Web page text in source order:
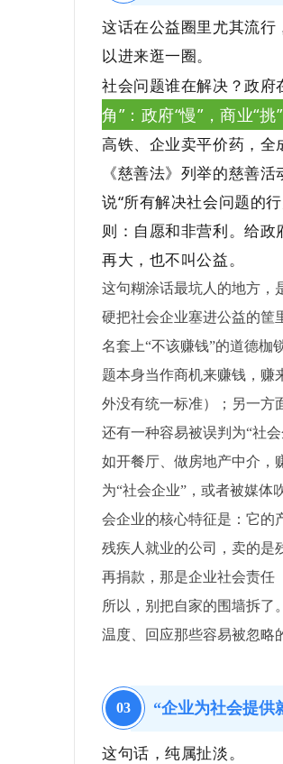
这话在公益圈里尤其流
以进来逛一圈。
社会问题谁在解决？政府
角”：政府“慢”，商业“挑
高铁、企业卖平价药，全
《慈善法》列举的慈善
说“所有解决社会问题的
则： 自愿和非营利。给政
再大，也不叫公益。
这句糊涂话最坑人的地方，
硬把社会企业塞进公益的筐
名套上“不该赚钱”的道德
题本身当作商机来赚钱，赚
外没有统一标准）；另一方
还有一种容易被误判为“社
如开餐厅、做房地产中介，
为“社会企业”，或者被媒体
会企业的核心特征是：它
残疾人就业的公司，卖的是
再捐款，那是企业社会责任
所以，别把自家的围墙拆
温度、回应那些容易被忽略
03 “企业为社会提供
这句话，纯属扯淡。